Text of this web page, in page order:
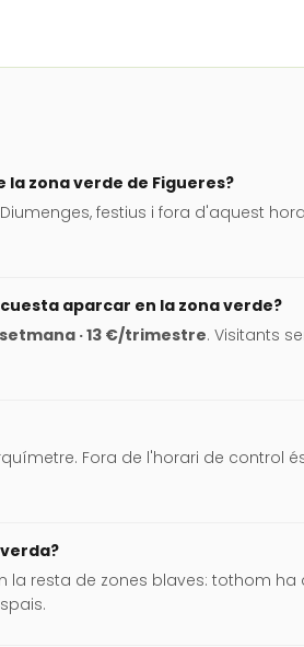
la zona verde de Figueres?
festius i fora d'aquest
aparcar en la zona verde?
· 13 €/trimestre. Visitants
Fora de l'horari de control
la resta de zones blaves: tothom ha